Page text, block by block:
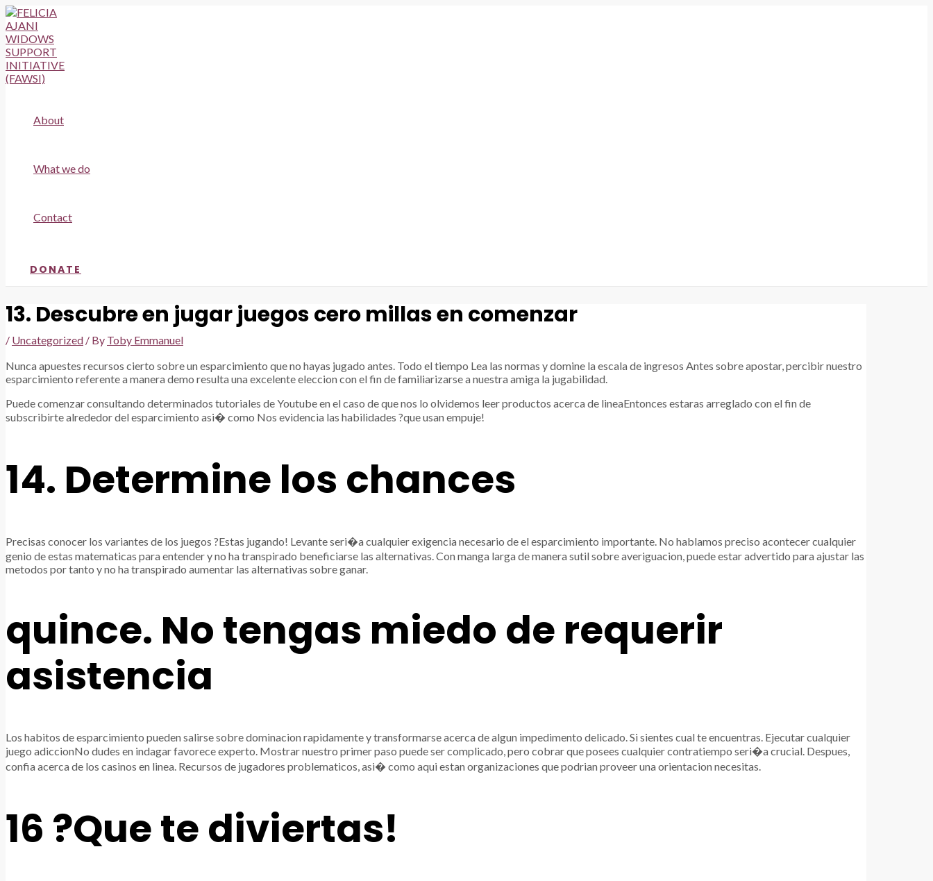
Skip
to
content
About
What we do
Contact
DONATE
13. Descubre en jugar juegos cero millas en comenzar
/ Uncategorized / By Toby Emmanuel
Nunca apuestes recursos cierto sobre un esparcimiento que no hayas jugado antes. Todo el tiempo Lea las normas y domine la escala de ingresos Antes sobre apostar, percibir nuestro
esparcimiento referente a manera demo resulta una excelente eleccion con el fin de familiarizarse a nuestra amiga la jugabilidad.
Puede comenzar consultando determinados tutoriales de Youtube en el caso de que nos lo olvidemos leer productos acerca de lineaEntonces estaras arreglado con el fin de
subscribirte alrededor del esparcimiento asi� como Nos evidencia las habilidades ?que usan empuje!
14. Determine los chances
Precisas conocer los variantes de los juegos ?Estas jugando! Levante seri�a cualquier exigencia necesario de el esparcimiento importante. No hablamos preciso acontecer cualquier
genio de estas matematicas para entender y no ha transpirado beneficiarse las alternativas. Con manga larga de manera sutil sobre averiguacion, puede estar advertido para ajustar las
metodos por tanto y no ha transpirado aumentar las alternativas sobre ganar.
quince. No tengas miedo de requerir
asistencia
Los habitos de esparcimiento pueden salirse sobre dominacion rapidamente y transformarse acerca de algun impedimento delicado. Si sientes cual te encuentras. Ejecutar cualquier
juego adiccionNo dudes en indagar favorece experto. Mostrar nuestro primer paso puede ser complicado, pero cobrar que posees cualquier contratiempo seri�a crucial. Despues,
confia acerca de los casinos en linea. Recursos de jugadores problematicos, asi� como aqui estan organizaciones que podrian proveer una orientacion necesitas.
16 ?Que te diviertas!